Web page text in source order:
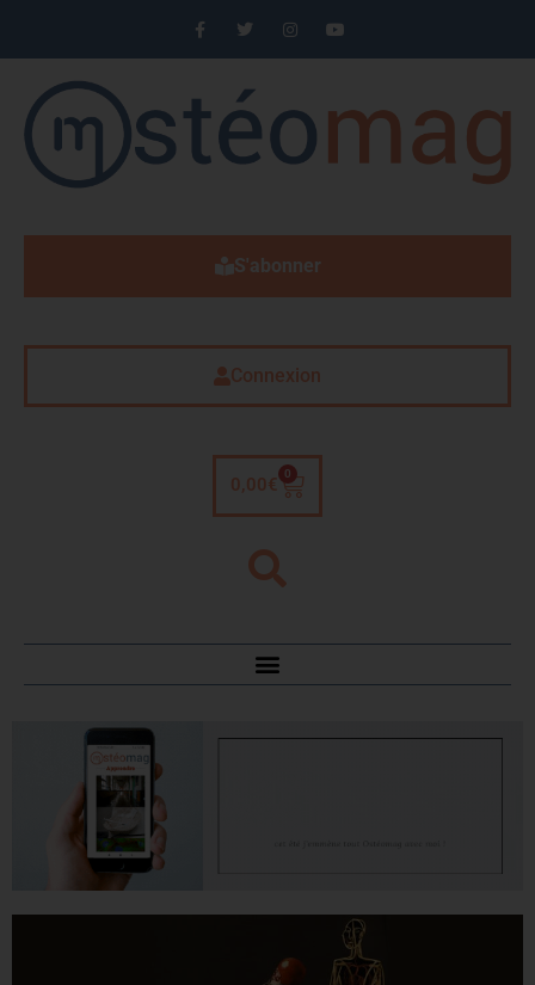
S'abonner
Connexion
0,00 €
0